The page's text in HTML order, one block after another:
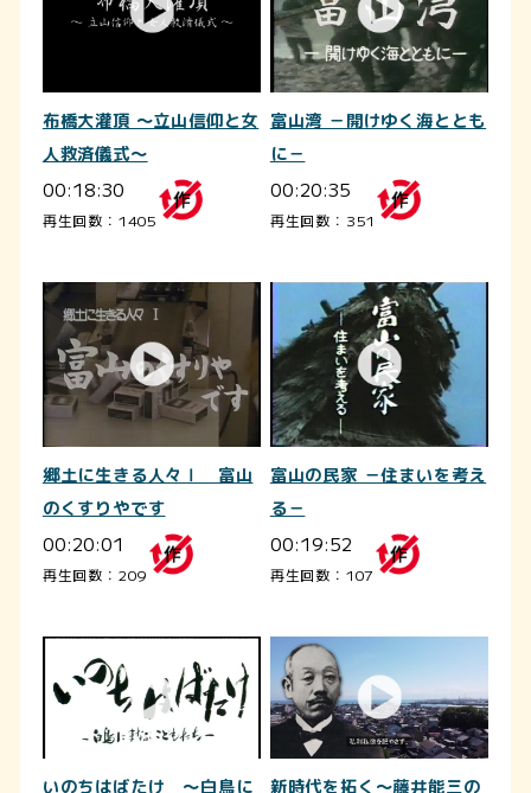
布橋大灌頂 ～立山信仰と女
人救済儀式～
00:18:30
再生回数：1405
富山湾 －開けゆく海ととも
に－
00:20:35
再生回数：351
郷土に生きる人々Ⅰ 富山
のくすりやです
00:20:01
再生回数：209
富山の民家 －住まいを考え
る－
00:19:52
再生回数：107
いのちはばたけ ～白鳥に
新時代を拓く～藤井能三の